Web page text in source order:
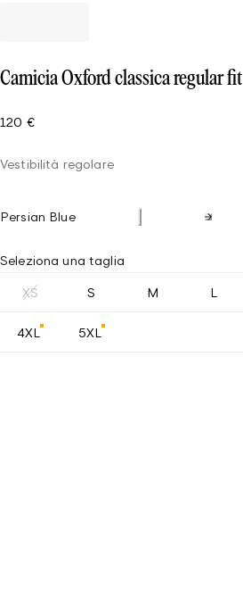
Camicia Oxford classica regular fit
120 €
Vestibilità regolare
Persian Blue
Seleziona una taglia
XS S M L
4XL 5XL